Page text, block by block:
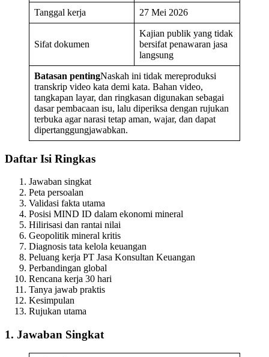
Tanggal kerja 27 Mei 2026
Sifat dokumen
Kajian publik yang tidak
bersifat penawaran jasa
langsung
Batasan pentingNaskah ini tidak mereproduksi
transkrip video kata demi kata. Bahan video,
tangkapan layar, dan ringkasan digunakan sebagai
dasar pembacaan isu, lalu diperiksa dengan rujukan
terbuka agar narasi tetap aman, wajar, dan dapat
dipertanggungjawabkan.
Daftar Isi Ringkas
Jawaban singkat
Peta persoalan
Validasi fakta utama
Posisi MIND ID dalam ekonomi mineral
Hilirisasi dan rantai nilai
Geopolitik mineral kritis
Diagnosis tata kelola keuangan
Peluang kerja PT Jasa Konsultan Keuangan
Perbandingan global
Rencana kerja 30 hari
Tanya jawab praktis
Kesimpulan
Rujukan utama
1. Jawaban Singkat